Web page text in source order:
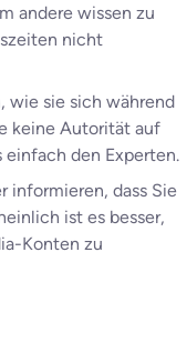
andere wissen zu
nicht
wie sie sich während
keine Autorität auf
einfach den Experten.
informieren, dass Sie
ist es besser,
Konten zu